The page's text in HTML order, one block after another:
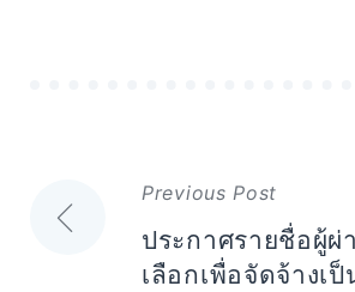
แนะแนว
เรื่อง
Previous Post
ประกาศรายชื่อผู้ผ่
เลือกเพื่อจัดจ้างเ